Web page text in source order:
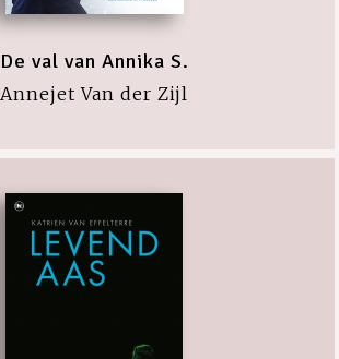
De val van Annika S.
Annejet Van der Zijl